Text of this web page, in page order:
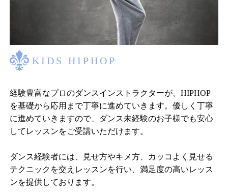
KIDS HIPHOP
経験豊富なプロのダンスインストラクターが、HIPHOP
を基礎から応用まで丁寧に進めていきます。優しく丁寧
に進めていきますので、ダンス未経験のお子様でも安心
してレッスンをご受講いただけます。
ダンス経験者には、見せ方やキメ方、カッコよく見せる
テクニックを交えレッスンを行い、満足度の高いレッス
ンを提供しております。